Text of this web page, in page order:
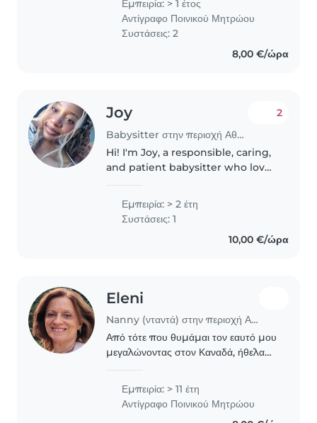
και εντός της οικογένειας μου αλλά
και εκτός. Θεωρω πως ειμαι καλή..
Εμπειρία: > 1 έτος
Αντίγραφο Ποινικού Μητρώου
Συστάσεις: 2
8,00 €/ώρα
Joy
Babysitter στην περιοχή Αθήνα
2
Hi! I'm Joy, a responsible, caring,
and patient babysitter who loves
positive environment while
helping with daily..
Εμπειρία: > 2 έτη
Συστάσεις: 1
10,00 €/ώρα
Eleni
Nanny (νταντά) στην περιοχή Αθήνα
Από τότε που θυμάμαι τον εαυτό μου
μεγαλώνοντας στον Καναδά, ήθελα
οντότητες. Έγινα Δασκάλα Αγγλικών
και απέκτησα..
Εμπειρία: > 11 έτη
Αντίγραφο Ποινικού Μητρώου